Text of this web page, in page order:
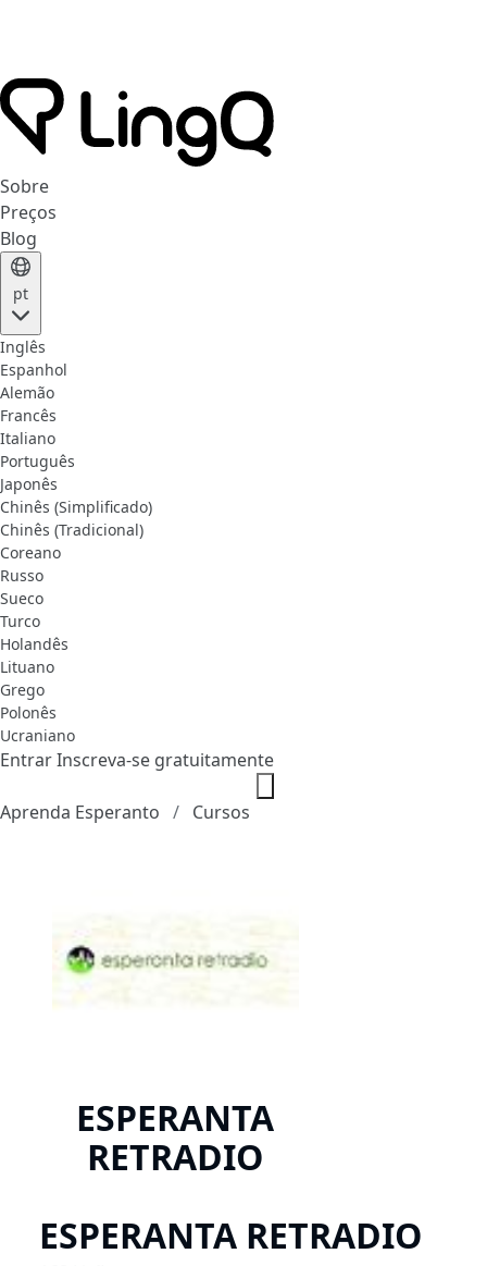
Sobre
Preços
Blog
pt
Inglês
Espanhol
Alemão
Francês
Italiano
Português
Japonês
Chinês (Simplificado)
Chinês (Tradicional)
Coreano
Russo
Sueco
Turco
Holandês
Lituano
Grego
Polonês
Ucraniano
EntrarInscreva-se gratuitamente
Aprenda Esperanto Cursos
ESPERANTA
RETRADIO
ESPERANTA RETRADIO